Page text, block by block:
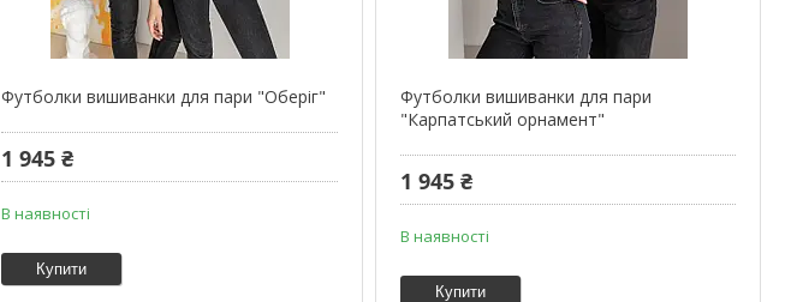
Футболки вишиванки для пари "Оберіг"
1 945 ₴
В наявності
Купити
Футболки вишиванки для пари
"Карпатський орнамент"
1 945 ₴
В наявності
Купити